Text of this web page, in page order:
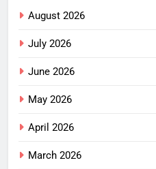
August 2026
July 2026
June 2026
May 2026
April 2026
March 2026